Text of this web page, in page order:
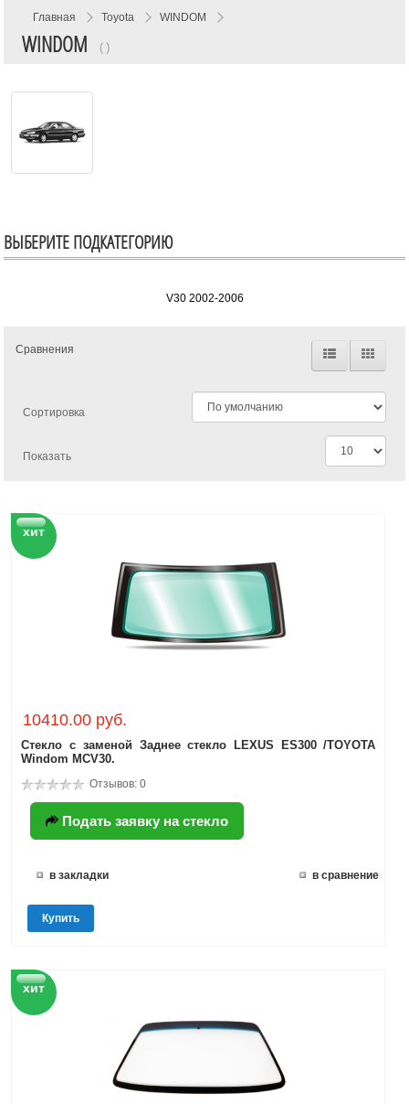
Главная Toyota WINDOM
WINDOM ( )
ВЫБЕРИТЕ ПОДКАТЕГОРИЮ
V30 2002-2006
Сравнения
Сортировка
Показать
хит
10410.00 руб.
Стекло с заменой Заднее стекло LEXUS ES300 /TOYOTA
Windom MCV30.
Отзывов: 0
Подать заявку на стекло
в закладки в сравнение
Купить
хит